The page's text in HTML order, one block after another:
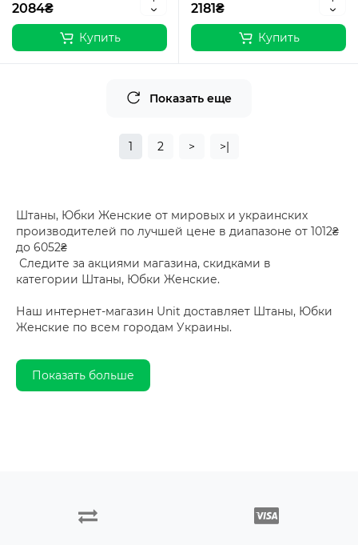
2084₴
Купить
2181₴
Купить
Показать еще
1 2 > >|
Штаны, Юбки Женские от мировых и украинских
производителей по лучшей цене в диапазоне от 1012₴
до 6052₴
Следите за акциями магазина, скидками в
категории Штаны, Юбки Женские.
Наш интернет-магазин Unit доставляет Штаны, Юбки
Женские по всем городам Украины.
Показать больше